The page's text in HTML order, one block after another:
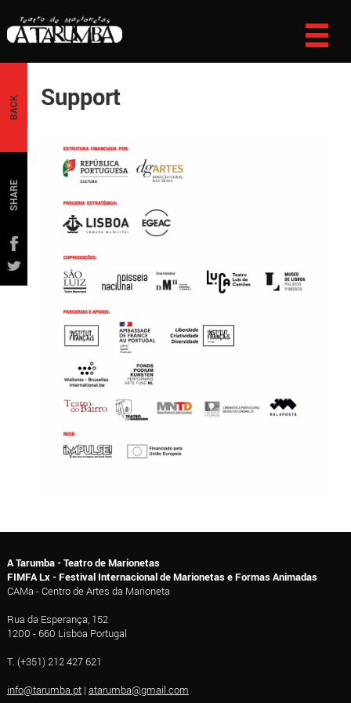
BACK
SHARE
Support
A Tarumba - Teatro de Marionetas
FIMFA Lx - Festival Internacional de Marionetas e Formas Animadas
CAMa - Centro de Artes da Marioneta
Rua da Esperança, 152
1200 - 660 Lisboa Portugal
T. (+351) 212 427 621
info@tarumba.pt| atarumba@gmail.com